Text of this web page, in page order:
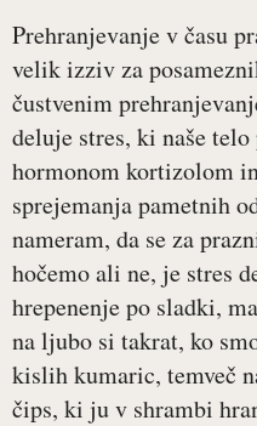
Prehranjevanje v času
velik izziv za
čustvenim
deluje stres, ki naše
hormonom kortizolom
sprejemanja pametnih
nameram, da se za
hočemo ali ne, je stres
hrepenenje po sladki,
na ljubo si takrat, ko
kislih kumaric, temveč
čips, ki ju v shrambi